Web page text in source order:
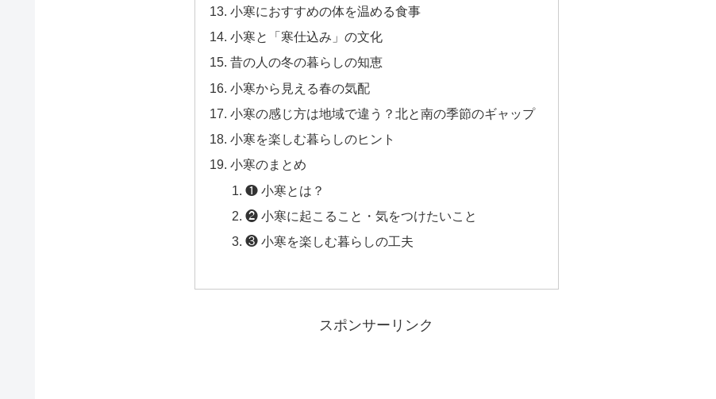
小寒におすすめの体を温める食事
小寒と「寒仕込み」の文化
昔の人の冬の暮らしの知恵
小寒から見える春の気配
小寒の感じ方は地域で違う？北と南の季節のギャップ
小寒を楽しむ暮らしのヒント
小寒のまとめ
❶ 小寒とは？
❷ 小寒に起こること・気をつけたいこと
❸ 小寒を楽しむ暮らしの工夫
スポンサーリンク